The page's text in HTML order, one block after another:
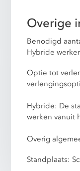
Overige
Benodigd
Hybride
Optie tot
Hybride: De
werken vanuit
Overig
Standplaats: